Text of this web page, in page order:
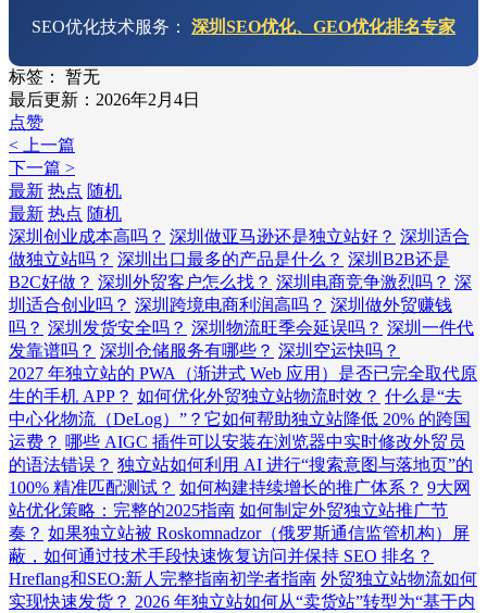
SEO优化技术服务： 深圳SEO优化、GEO优化排名专家
标签：
暂无
最后更新：2026年2月4日
点赞
< 上一篇
下一篇 >
最新 热点 随机
最新 热点 随机
深圳创业成本高吗？ 深圳做亚马逊还是独立站好？ 深圳适合
做独立站吗？ 深圳出口最多的产品是什么？ 深圳B2B还是
B2C好做？ 深圳外贸客户怎么找？ 深圳电商竞争激烈吗？ 深
圳适合创业吗？ 深圳跨境电商利润高吗？ 深圳做外贸赚钱
吗？ 深圳发货安全吗？ 深圳物流旺季会延误吗？ 深圳一件代
发靠谱吗？ 深圳仓储服务有哪些？ 深圳空运快吗？
2027 年独立站的 PWA（渐进式 Web 应用）是否已完全取代原
生的手机 APP？ 如何优化外贸独立站物流时效？ 什么是“去
中心化物流（DeLog）”？它如何帮助独立站降低 20% 的跨国
运费？ 哪些 AIGC 插件可以安装在浏览器中实时修改外贸员
的语法错误？ 独立站如何利用 AI 进行“搜索意图与落地页”的
100% 精准匹配测试？ 如何构建持续增长的推广体系？ 9大网
站优化策略：完整的2025指南 如何制定外贸独立站推广节
奏？ 如果独立站被 Roskomnadzor（俄罗斯通信监管机构）屏
蔽，如何通过技术手段快速恢复访问并保持 SEO 排名？
Hreflang和SEO:新人完整指南初学者指南 外贸独立站物流如何
实现快速发货？ 2026 年独立站如何从“卖货站”转型为“基于内